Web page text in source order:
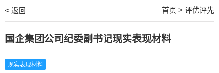
< 返回 首页 > 评优评先
国企集团公司纪委副书记现实表现材料
现实表现材料